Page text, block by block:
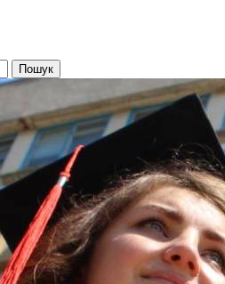
Пошук